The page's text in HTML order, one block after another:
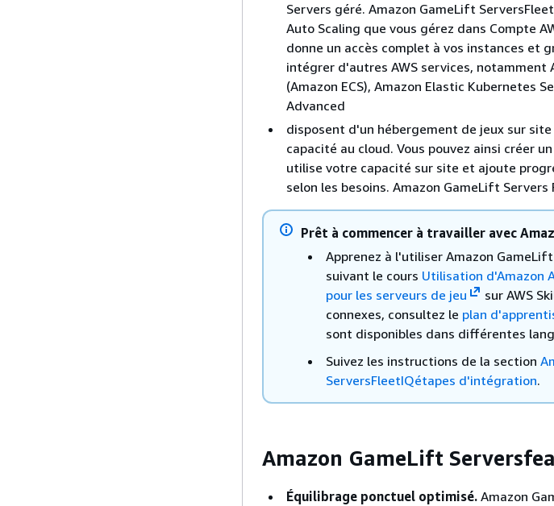
Servers géré. Amazon GameLift
Auto Scaling que vous gérez dans Compte
donne un accès complet à vos instances et
intégrer d'autres AWS services, notamment
(Amazon ECS), Amazon Elastic Kubernetes
Advanced
disposent d'un hébergement de jeux sur
capacité au cloud. Vous pouvez ainsi créer
utilise votre capacité sur site et ajoute
selon les besoins. Amazon GameLift Servers
Prêt à commencer à travailler avec
Apprenez à l'utiliser Amazon
suivant le cours Utilisation d'Amazon
pour les serveurs de jeu
sur AWS
connexes, consultez le plan
sont disponibles dans différentes
Suivez les instructions de la section
ServersFleetIQétapes d'intégration.
Amazon GameLift
Équilibrage ponctuel optimisé. Amazon